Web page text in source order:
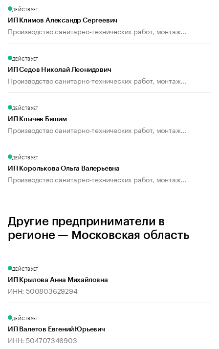
ДЕЙСТВУЕТ
ИП Климов Александр Сергеевич
Производство санитарно-технических работ, монтаж...
ДЕЙСТВУЕТ
ИП Седов Николай Леонидович
Производство санитарно-технических работ, монтаж...
ДЕЙСТВУЕТ
ИП Клычев Бяшим
Производство санитарно-технических работ, монтаж...
ДЕЙСТВУЕТ
ИП Королькова Ольга Валерьевна
Производство санитарно-технических работ, монтаж...
Другие предприниматели в
регионе — Московская область
ДЕЙСТВУЕТ
ИП Крылова Анна Михайловна
ИНН: 500803629294
ДЕЙСТВУЕТ
ИП Валетов Евгений Юрьевич
ИНН: 504707346903